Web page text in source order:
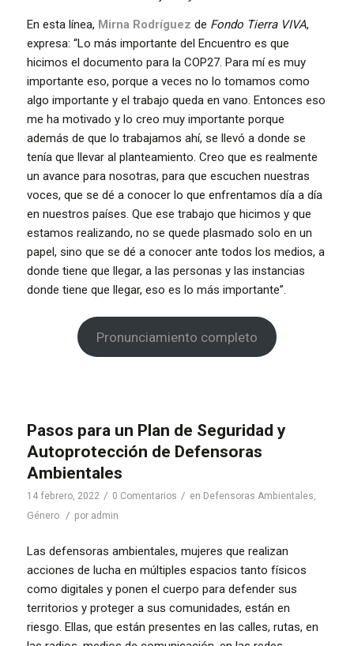
En esta línea, Mirna Rodríguez de Fondo Tierra VIVA,
expresa: “Lo más importante del Encuentro es que
hicimos el documento para la COP27. Para mí es muy
importante eso, porque a veces no lo tomamos como
algo importante y el trabajo queda en vano. Entonces eso
me ha motivado y lo creo muy importante porque
además de que lo trabajamos ahí, se llevó a donde se
tenía que llevar al planteamiento. Creo que es realmente
un avance para nosotras, para que escuchen nuestras
voces, que se dé a conocer lo que enfrentamos día a día
en nuestros países. Que ese trabajo que hicimos y que
estamos realizando, no se quede plasmado solo en un
papel, sino que se dé a conocer ante todos los medios, a
donde tiene que llegar, a las personas y las instancias
donde tiene que llegar, eso es lo más importante”.
Pronunciamiento completo
Pasos para un Plan de Seguridad y
Autoprotección de Defensoras
Ambientales
14 febrero, 2022 / 0 Comentarios / en Defensoras Ambientales
Género
/ por admin
Las defensoras ambientales, mujeres que realizan
acciones de lucha en múltiples espacios tanto físicos
como digitales y ponen el cuerpo para defender sus
territorios y proteger a sus comunidades, están en
riesgo. Ellas, que están presentes en las calles, rutas, en